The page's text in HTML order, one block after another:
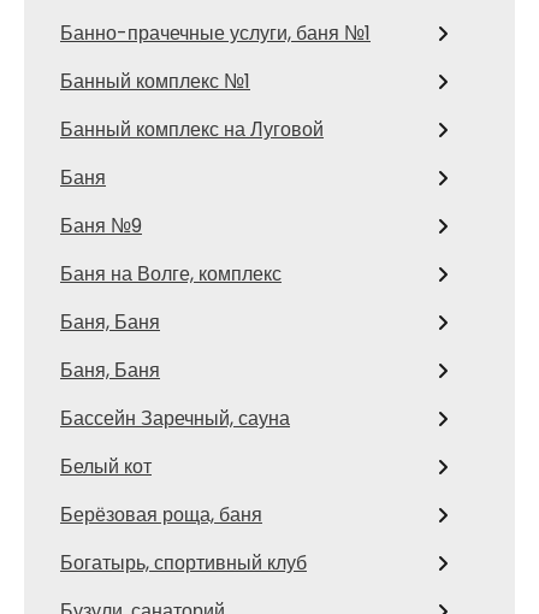
Банно-прачечные услуги, баня №1
Банный комплекс №1
Банный комплекс на Луговой
Баня
Баня №9
Баня на Волге, комплекс
Баня, Баня
Баня, Баня
Бассейн Заречный, сауна
Белый кот
Берёзовая роща, баня
Богатырь, спортивный клуб